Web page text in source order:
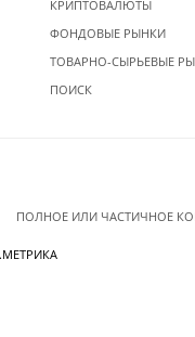
КРИПТОВАЛЮТЫ
ФОНДОВЫЕ РЫНКИ
ТОВАРНО-СЫРЬЕВЫЕ
ПОИСК
ПОЛНОЕ ИЛИ ЧАСТИЧНОЕ